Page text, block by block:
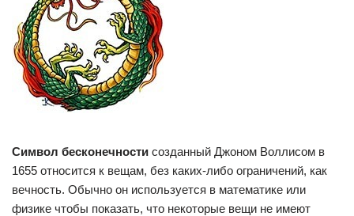
Символ бесконечности созданный Джоном Воллисом в
1655 относится к вещам, без каких-либо ограничений, как
вечность. Обычно он используется в математике или
физике чтобы показать, что некоторые вещи не имеют